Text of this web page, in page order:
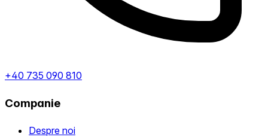
+40 735 090 810
Companie
Despre noi